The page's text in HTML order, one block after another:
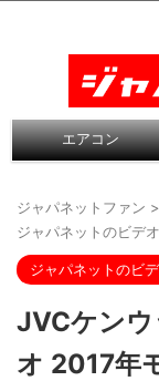
エアコン
ジャパネットファン >
ジャパネットのビデ
ジャパネットのビ
JVCケンウ
オ 2017年